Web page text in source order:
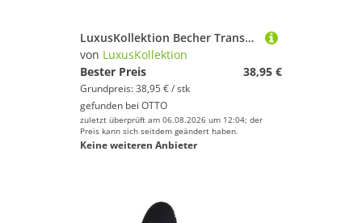
LuxusKollektion Becher Transparente Milchbox 2 Stück Wiederverwendbar Quadratisch Saft 500ml
von LuxusKollektion
Bester Preis
38,95 €
Grundpreis: 38,95 € / stk
gefunden bei OTTO
zuletzt überprüft am 06.08.2026 um 12:04; der
Preis kann sich seitdem geändert haben.
Keine weiteren Anbieter